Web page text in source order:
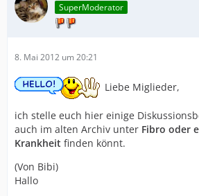
SuperModerator
8. Mai 2012 um 20:21
Liebe Miglieder,
ich stelle euch hier einige
auch im alten Archiv unter Fibro oder
Krankheit finden könnt.
(Von Bibi)
Hallo